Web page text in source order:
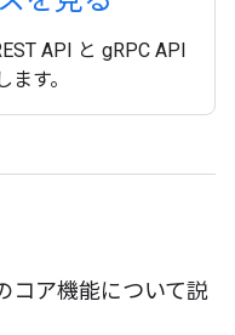
API と gRPC API
す。
コア機能について説